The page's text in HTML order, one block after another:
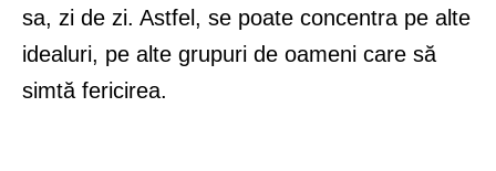
sa, zi de zi. Astfel, se poate concentra pe alte
idealuri, pe alte grupuri de oameni care să
simtă fericirea.